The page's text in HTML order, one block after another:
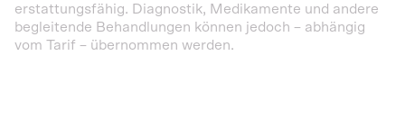
erstattungsfähig. Diagnostik, Medikamente und andere
begleitende Behandlungen können jedoch – abhängig
vom Tarif – übernommen werden.